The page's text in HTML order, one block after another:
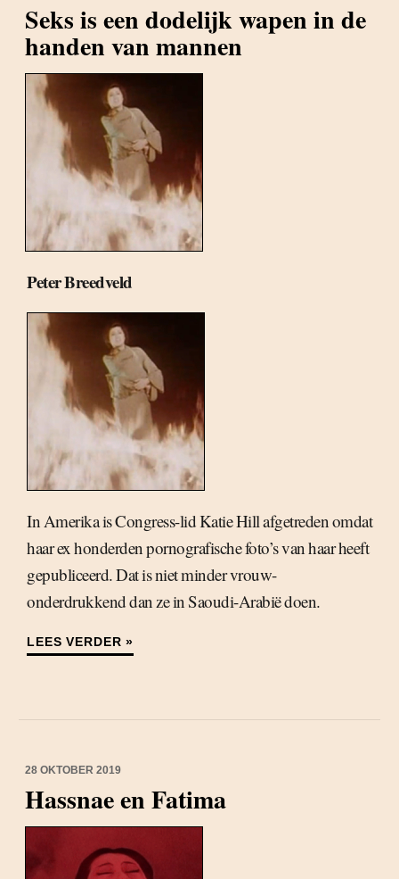
Seks is een dodelijk wapen in de
handen van mannen
Peter Breedveld
In Amerika is Congress-lid Katie Hill afgetreden omdat
haar ex honderden pornografische foto’s van haar heeft
gepubliceerd. Dat is niet minder vrouw-
onderdrukkend dan ze in Saoudi-Arabië doen.
LEES VERDER »
28 OKTOBER 2019
Hassnae en Fatima